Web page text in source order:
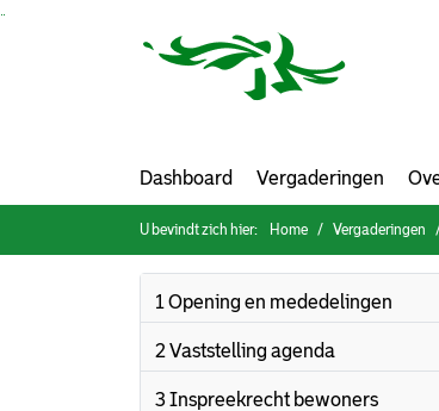
Ga naar de inhoud van deze pagina
Dashboard Vergaderingen
U bevindt zich hier: Home Vergaderingen
1 Opening en mededelingen
2 Vaststelling agenda
3 Inspreekrecht bewoners